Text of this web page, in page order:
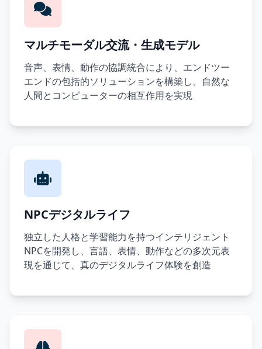
マルチモーダル交流・生成モデル
音声、表情、動作の協調統合により、エンドツー
エンドの包括的ソリューションを構築し、自然な
人間とコンピューターの相互作用を実現
NPCデジタルライフ
独立した人格と学習能力を持つインテリジェント
NPCを開発し、言語、表情、動作などの多次元表
現を通じて、真のデジタルライフ体験を創造